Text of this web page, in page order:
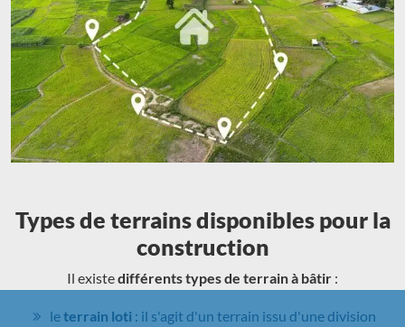
Types de terrains disponibles pour la
construction
Il existedifférents types de terrain à bâtir :
leterrain loti : il s'agit d'un terrain issu d'une division